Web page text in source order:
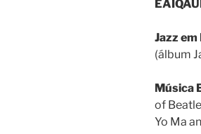
Jazz em
(álbum
Música
of
Yo Ma